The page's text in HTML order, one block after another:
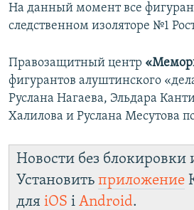
На данный момент все
следственном изоляторе №1
Правозащитный центр
фигурантов алуштинского
Руслана Нагаева, Эльдара
Халилова и Руслана Месутова
Новости без блокировки
Установить приложение
для iOS і Android.